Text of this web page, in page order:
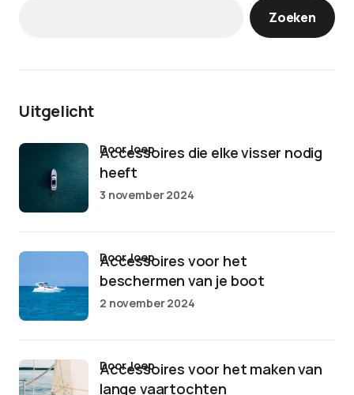
Zoeken
Uitgelicht
Accessoires die elke visser nodig
heeft
door Joep
3 november 2024
Accessoires voor het
beschermen van je boot
door Joep
2 november 2024
Accessoires voor het maken van
lange vaartochten
door Joep